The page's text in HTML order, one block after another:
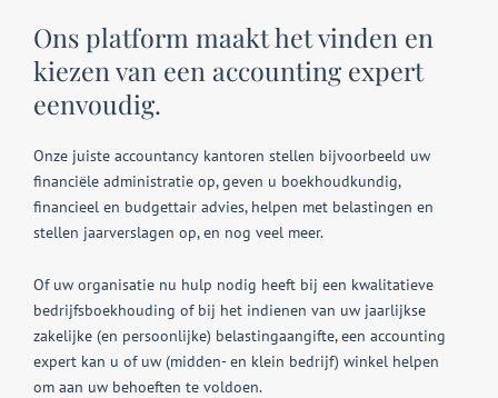
Ons platform maakt het vinden en
kiezen van een accounting expert
eenvoudig.
Onze juiste accountancy kantoren stellen bijvoorbeeld uw
financiële administratie op, geven u boekhoudkundig,
financieel en budgettair advies, helpen met belastingen en
stellen jaarverslagen op, en nog veel meer.
Of uw organisatie nu hulp nodig heeft bij een kwalitatieve
bedrijfsboekhouding of bij het indienen van uw jaarlijkse
zakelijke (en persoonlijke) belastingaangifte, een accounting
expert kan u of uw (midden- en klein bedrijf) winkel helpen
om aan uw behoeften te voldoen.